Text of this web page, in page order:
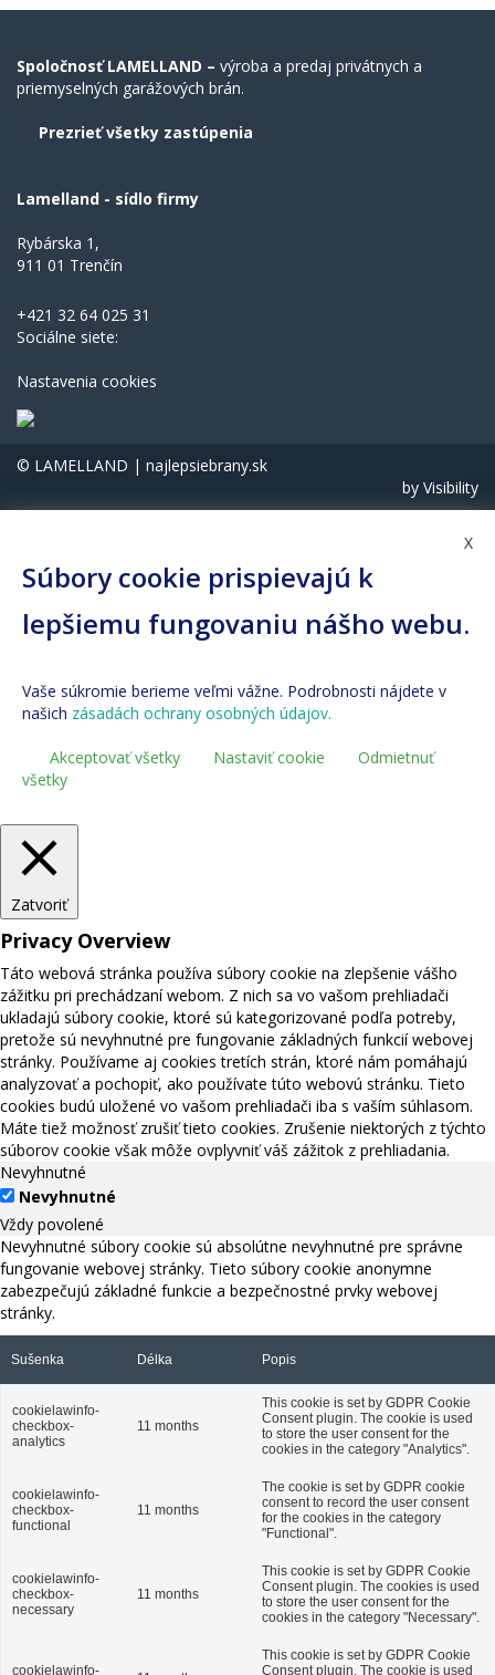
Spoločnosť LAMELLAND – výroba a predaj privátnych a
priemyselných garážových brán.
Prezrieť všetky zastúpenia
Lamelland - sídlo firmy
Rybárska 1,
911 01 Trenčín
+421 32 64 025 31
Sociálne siete:
Nastavenia cookies
© LAMELLAND | najlepsiebrany.sk
by Visibility
X
Súbory cookie prispievajú k
lepšiemu fungovaniu nášho webu.
Vaše súkromie berieme veľmi vážne. Podrobnosti nájdete v
našich zásadách ochrany osobných údajov.
Akceptovať všetky Nastaviť cookie
Odmietnuť
všetky
Zatvoriť
Privacy Overview
Táto webová stránka používa súbory cookie na zlepšenie vášho
zážitku pri prechádzaní webom. Z nich sa vo vašom prehliadači
ukladajú súbory cookie, ktoré sú kategorizované podľa potreby,
pretože sú nevyhnutné pre fungovanie základných funkcií webovej
stránky. Používame aj cookies tretích strán, ktoré nám pomáhajú
analyzovať a pochopiť, ako používate túto webovú stránku. Tieto
cookies budú uložené vo vašom prehliadači iba s vaším súhlasom.
Máte tiež možnosť zrušiť tieto cookies. Zrušenie niektorých z týchto
súborov cookie však môže ovplyvniť váš zážitok z prehliadania.
Nevyhnutné
Nevyhnutné
Vždy povolené
Nevyhnutné súbory cookie sú absolútne nevyhnutné pre správne
fungovanie webovej stránky. Tieto súbory cookie anonymne
zabezpečujú základné funkcie a bezpečnostné prvky webovej
stránky.
Sušenka Délka Popis
cookielawinfo-
checkbox-
analytics
11 months
This cookie is set by GDPR Cookie
Consent plugin. The cookie is used
to store the user consent for the
cookies in the category "Analytics".
cookielawinfo-
checkbox-
functional
11 months
The cookie is set by GDPR cookie
consent to record the user consent
for the cookies in the category
"Functional".
cookielawinfo-
checkbox-
necessary
11 months
This cookie is set by GDPR Cookie
Consent plugin. The cookies is used
to store the user consent for the
cookies in the category "Necessary".
cookielawinfo-
This cookie is set by GDPR Cookie
Consent plugin. The cookie is used